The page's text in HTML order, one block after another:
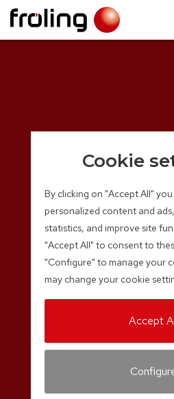
Cookie
By clicking on "Accept All"
personalized content and
statistics, and improve site
"Accept All" to consent to
"Configure" to manage your
may change your cookie
Accept